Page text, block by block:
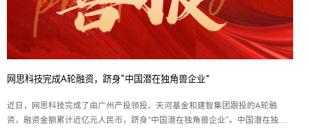
网思科技完成A轮融资，跻身“中国潜在独角兽企业”
近日，网思科技完成了由广州产投领投、天河基金和建智集团跟投的A轮融
资，融资金额累计近亿元人民币，跻身“中国潜在独角兽企业”。中国潜在独角